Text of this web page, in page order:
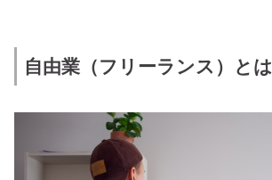
自由業（フリーランス）とは